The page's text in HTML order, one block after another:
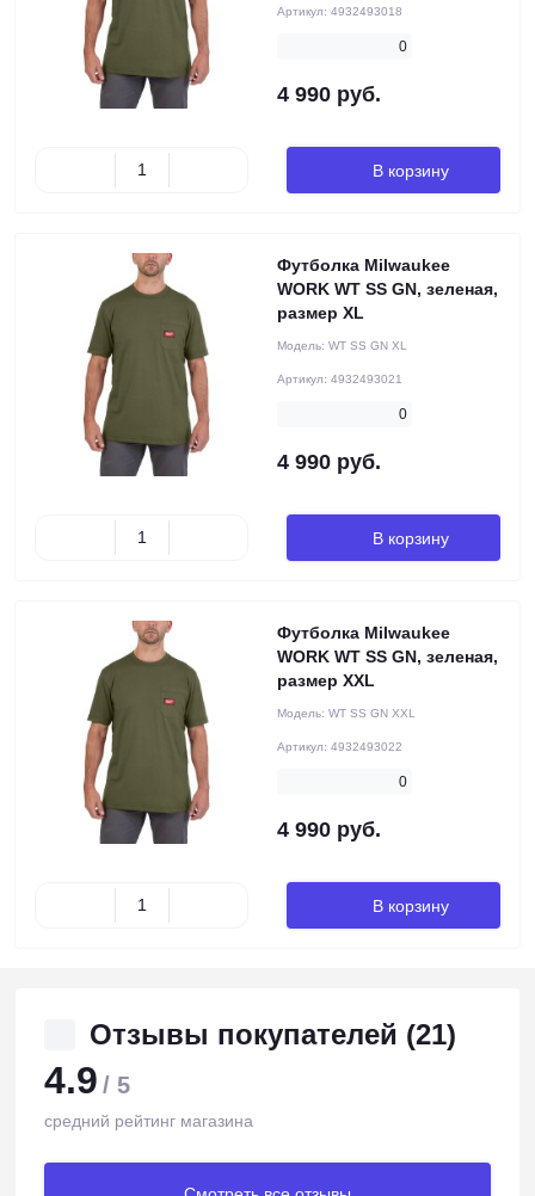
Артикул: 4932493018
0
4 990 руб.
В корзину
Футболка Milwaukee
WORK WT SS GN, зеленая,
размер XL
Модель: WT SS GN XL
Артикул: 4932493021
0
4 990 руб.
В корзину
Футболка Milwaukee
WORK WT SS GN, зеленая,
размер XXL
Модель: WT SS GN XXL
Артикул: 4932493022
0
4 990 руб.
В корзину
Отзывы покупателей (21)
4.9 / 5
средний рейтинг магазина